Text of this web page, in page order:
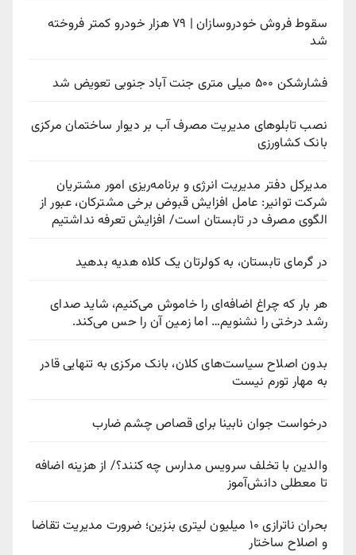
سقوط فروش خودروسازان | ۷۹ هزار خودرو کمتر فروخته
شد
فشارشکن ۵۰۰ میلی متری جنت آباد جنوبی تعویض شد
نصب تابلوهای مدیریت مصرف آب بر دیوار ساختمان مرکزی
بانک کشاورزی
مدیرکل دفتر مدیریت انرژی و برنامه‌ریزی امور مشتریان
شرکت توانیر: عامل افزایش قبوض برخی مشترکان، عبور از
الگوی مصرف در تابستان است/ افزایش تعرفه نداشتیم
در گرمای تابستان، به کولرتان یک کلاه هدیه بدهید
هر بار که چراغ اضافه‌ای را خاموش می‌کنیم، شاید صدای
رشد درختی را نشنویم… اما زمین آن را حس می‌کند.
بدون اصلاح سیاست‌های کلان، بانک مرکزی به تنهایی قادر
به مهار تورم نیست
درخواست جوان نابینا برای قصاص چشم ضارب
والدین با تخلف سرویس مدارس چه کنند؟/ از هزینه اضافه
تا معطلی دانش‌آموز
بحران ناترازی ۱۰ میلیون لیتری بنزین؛ ضرورت مدیریت تقاضا
و اصلاح ساختار